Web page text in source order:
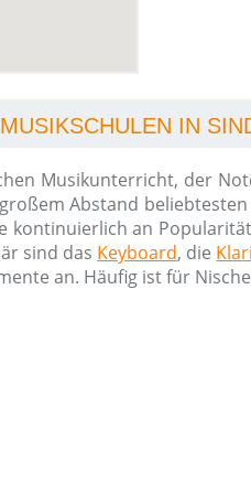
IN
Musikunterricht, der
Abstand
kontinuierlich an
sind das Keyboard, die
an. Häufig ist für